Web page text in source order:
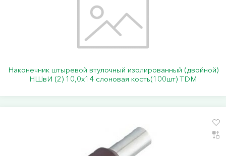
Наконечник штыревой втулочный изолированный (двойной)
НШвИ (2) 10,0х14 слоновая кость(100шт) TDM